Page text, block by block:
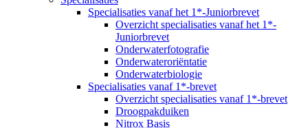
Specialisaties vanaf het 1*-Juniorbrevet
Overzicht specialisaties vanaf het 1*-
Juniorbrevet
Onderwaterfotografie
Onderwateroriëntatie
Onderwaterbiologie
Specialisaties vanaf 1*-brevet
Overzicht specialisaties vanaf 1*-brevet
Droogpakduiken
Nitrox Basis